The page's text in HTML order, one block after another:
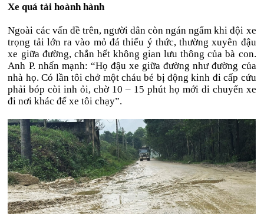
Xe quá tải hoành hành
Ngoài các vấn đề trên, người dân còn ngán ngẩm khi đội xe
trọng tải lớn ra vào mỏ đá thiếu ý thức, thường xuyên đậu
xe giữa đường, chắn hết không gian lưu thông của bà con.
Anh P. nhấn mạnh: “Họ đậu xe giữa đường như đường của
nhà họ. Có lần tôi chở một cháu bé bị động kinh đi cấp cứu
phải bóp còi inh ỏi, chờ 10 – 15 phút họ mới di chuyển xe
đi nơi khác để xe tôi chạy”.